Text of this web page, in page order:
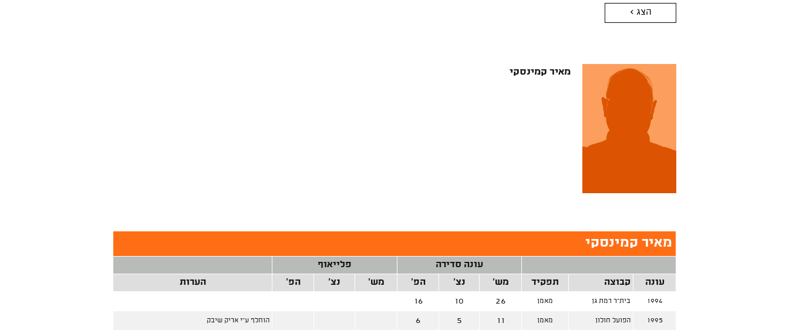
הצג >
מאיר קמינסקי
מאיר קמינסקי
עונה סדירה
פלייאוף
עונה
קבוצה תפקיד מש' נצ' הפ' מש' נצ' הפ' הערות
1994 בית"ר רמת גן מאמן 26
10
16
1995 הפועל חולון מאמן 11
5
6 הוחלף ע''י אריק שיבק